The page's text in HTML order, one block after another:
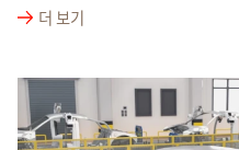
더 보기